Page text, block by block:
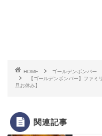
HOME
ゴールデンボンバー
【ゴールデンボンバー】ファ
旦お休み】
関連記事